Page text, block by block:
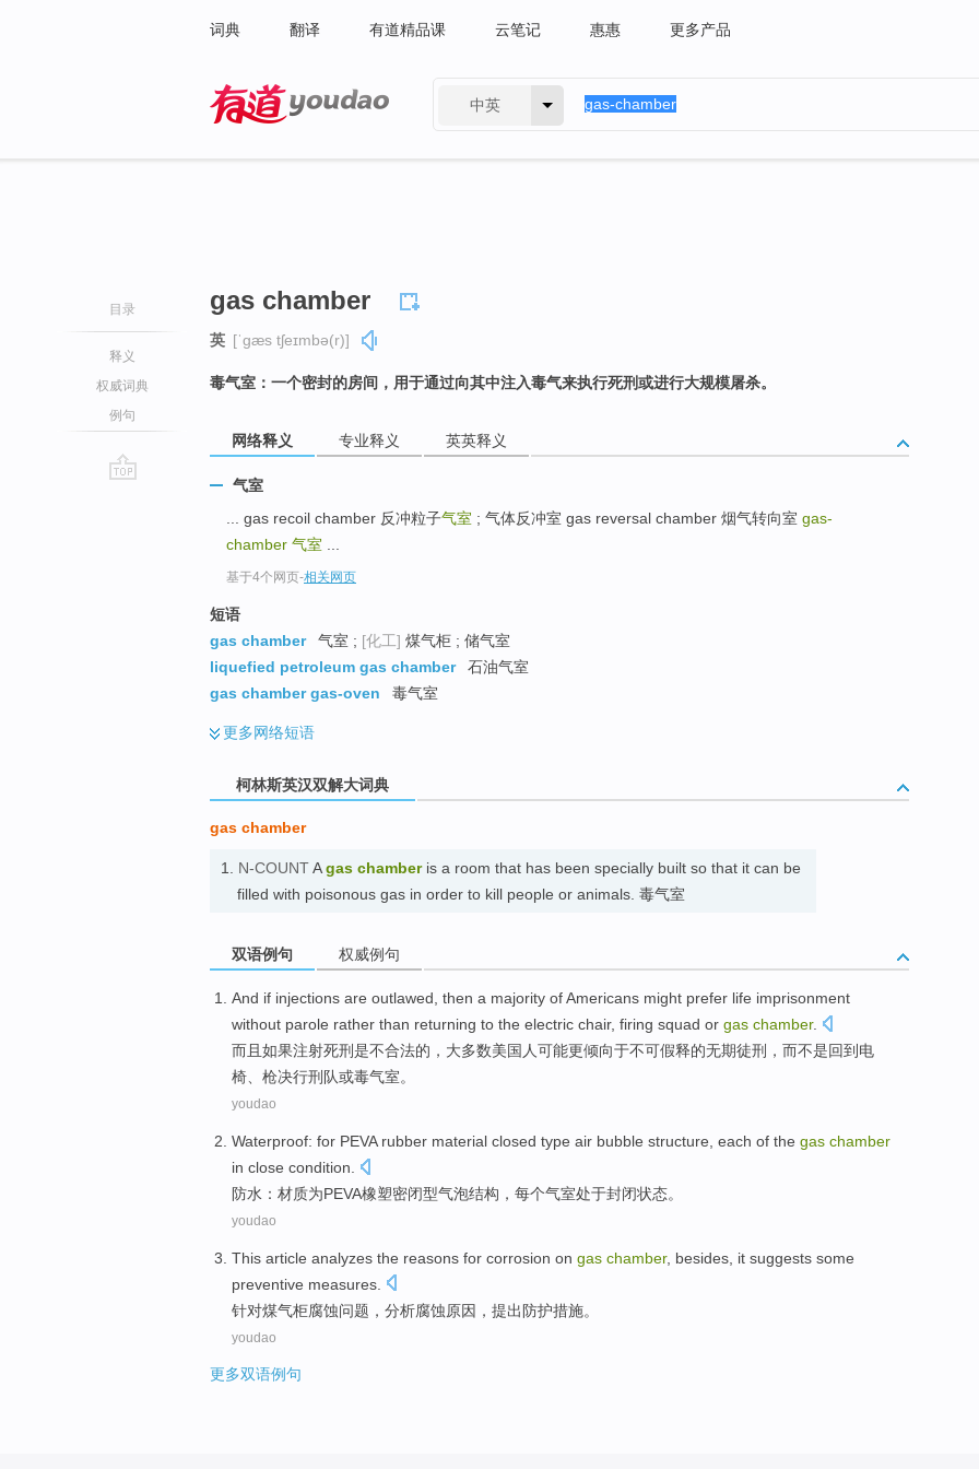
词典 翻译 有道精品课 云笔记 惠惠 更多产品
中英
目录
释义
权威词典
例句
gas chamber
英 [ˈɡæs tʃeɪmbə(r)]
毒气室：一个密封的房间，用于通过向其中注入毒气来执行死刑或进行大规模屠杀。
网络释义 专业释义 英英释义
气室
... gas recoil chamber 反冲粒子气室 ; 气体反冲室 gas reversal chamber 烟气转向室 gas-
chamber 气室
基于4个网页-相关网页
短语
gas chamber
气室 ; [化工] 煤气柜 ; 储气室
liquefied petroleum gas chamber
石油气室
gas chamber gas-oven
毒气室
更多网络短语
柯林斯英汉双解大词典
gas chamber
1. N-COUNTAgas chamberis a room that has been specially built so that it can be
filled with poisonous gas in order to kill people or animals. 毒气室
双语例句 权威例句
And if injections are outlawed , then a majority ofAmericans might prefer life imprisonment
without parole rather than returning to the electric chair, firing squad or gas chamber.
而且 如果注射死刑是不合法的 ， 大多数美国人可能更倾向于不可假释的无期徒刑， 而不是回到 电
椅
枪决行刑队或毒气室。
youdao
Waterproof: for PEVArubber material closed type air bubble structure each of the gas chamber
in close condition
防水 ： 材质为PEVA橡塑密闭型气泡结构 ， 每个气室处于封闭状态。
youdao
This article analyzes the reasons for corrosion on gas chamber, besides, it suggests some
preventive measures
针对煤气柜腐蚀问题，分析腐蚀原因 ， 提出防护措施。
youdao
更多双语例句